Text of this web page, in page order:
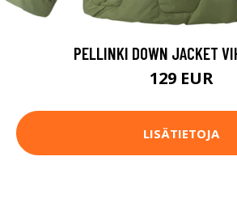
PELLINKI DOWN JACKET
129 EUR
LISÄTIETOJA